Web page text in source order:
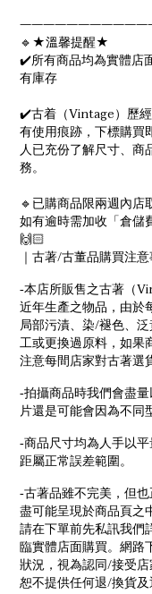
🔹★溫馨提醒★
✔️所有商品均為實體店
有庫存
✔️古着（Vintage）歷
有使用痕跡，下標購買
人已充份了解尺寸、商
務。
🔹已購商品限兩週內店
如有逾時需加收「倉儲
🙌🏻
｜古著/古董品購買注意
-本店所販售之古著（
近年生產之物品，由於
局部污漬、染/褪色、
工或更換過原料，如果
注意每間店家對古著選
-拍攝商品時我們會盡
片還是可能會因為不同
-商品尺寸均為人手以
距屬正常誤差範圍。
-古著品雖不完美，但
盡可能呈現於商品頁之
請在下單前先私訊我們
臨實體店面購買。網路
狀況，視為認同 /接受店
恕不提供任何退/換貨及